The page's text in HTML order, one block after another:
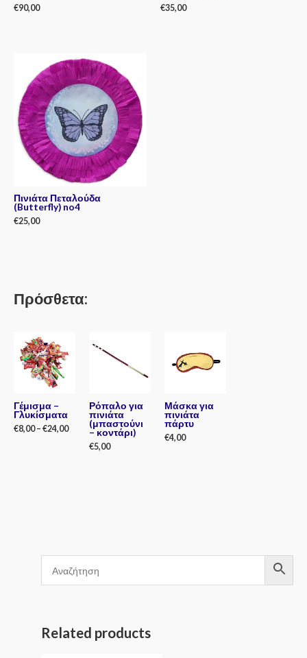
€90,00 €35,00
Πινιάτα Πεταλούδα
(Butterfly) no4
€25,00
Πρόσθετα:
Γέμισμα –
Γλυκίσματα
€8,00– €24,00
Ρόπαλο για
πινιάτα
(μπαστούνι
– κοντάρι)
€5,00
Μάσκα για
πινιάτα
πάρτυ
€4,00
Related products